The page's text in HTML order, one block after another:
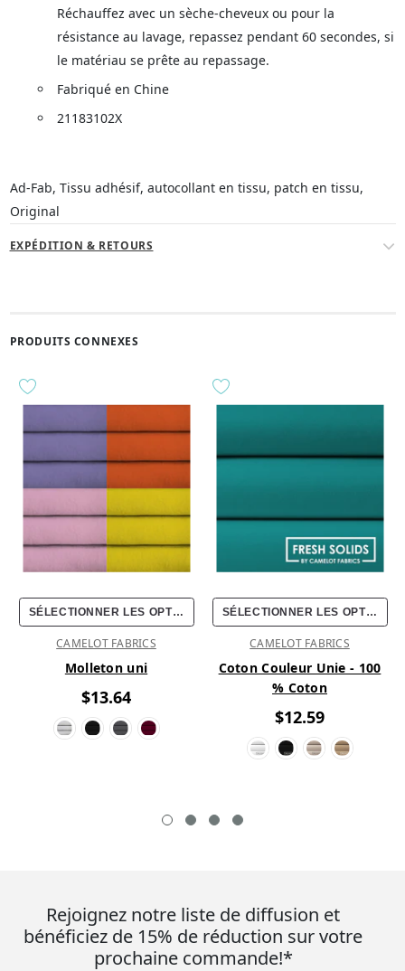
Réchauffez avec un sèche-cheveux ou pour la
résistance au lavage, repassez pendant 60 secondes, si
le matériau se prête au repassage.
Fabriqué en Chine
21183102X
Ad-Fab, Tissu adhésif, autocollant en tissu, patch en tissu,
Original
EXPÉDITION & RETOURS
PRODUITS CONNEXES
SÉLECTIONNER LES OPTIONS
CAMELOT FABRICS
Molleton uni
$13.64
SÉLECTIONNER LES OPTIONS
CAMELOT FABRICS
Coton Couleur Unie - 100
% Coton
$12.59
Rejoignez notre liste de diffusion et
bénéficiez de 15% de réduction sur votre
prochaine commande!*